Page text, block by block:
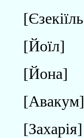
[Йоїл]
[Йона]
[Захарія]